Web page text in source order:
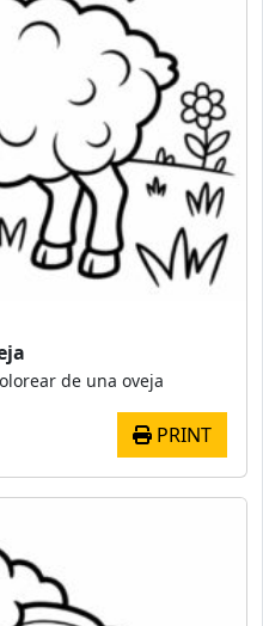
de una oveja
PRINT